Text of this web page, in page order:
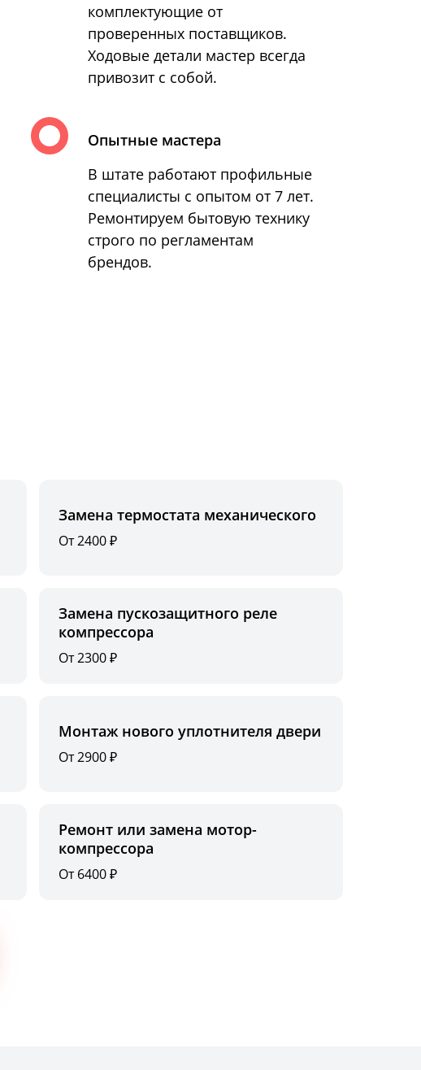
комплектующие от
проверенных поставщиков.
Ходовые детали мастер всегда
привозит с собой.
Опытные мастера
В штате работают профильные
специалисты с опытом от 7 лет.
Ремонтируем бытовую технику
строго по регламентам
брендов.
Замена термостата механического
От 2400 ₽
Замена пускозащитного реле
компрессора
От 2300 ₽
Монтаж нового уплотнителя двери
От 2900 ₽
Ремонт или замена мотор-
компрессора
От 6400 ₽